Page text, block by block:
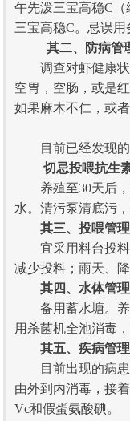
午先泼三宝高稳C
三宝高稳C。忌误用
其二、防病管
调查对虾健康状
空胃，空肠，或是
如果麻木不仁，或
目前已经发现的病
切忌投喂抗生
养殖至30天后，
水。清污泵清底污，
其三、 投喂管理
宜采用料台投料
减少投料；雨天、
其四、 水体管理
备用蓄水塘。养
用杀菌机全池消毒
其五、 疾病管理
目前出现的病患
由外到内消毒，接
Vc和假蛋氨酸碘。